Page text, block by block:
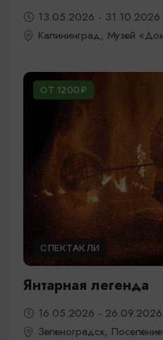
13.05.2026 - 31.10.2026
Калининград, Музей
ОТ 1200₽
СПЕКТАКЛИ
Янтарная легенда
16.05.2026 -
Зеленоградск,